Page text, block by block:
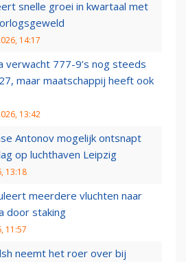
snelle groei in kwartaal met
14:17
verwacht 777-9’s nog steeds
maar maatschappij heeft ook
13:42
Antonov mogelijk ontsnapt
op luchthaven Leipzig
13:18
meerdere vluchten naar
door staking
11:57
neemt het roer over bij